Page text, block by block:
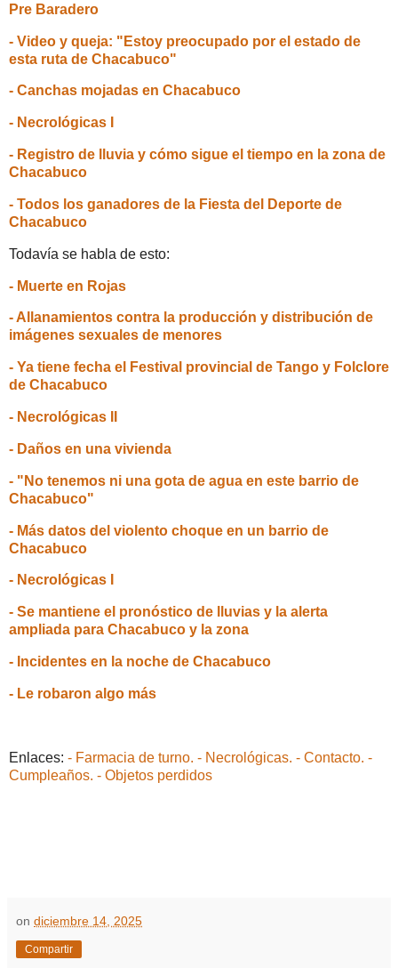
Pre Baradero
- Video y queja: "Estoy preocupado por el estado de
esta ruta de Chacabuco"
- Canchas mojadas en Chacabuco
- Necrológicas I
- Registro de lluvia y cómo sigue el tiempo en la zona de
Chacabuco
- Todos los ganadores de la Fiesta del Deporte de
Chacabuco
Todavía se habla de esto:
- Muerte en Rojas
- Allanamientos contra la producción y distribución de
imágenes sexuales de menores
- Ya tiene fecha el Festival provincial de Tango y Folclore
de Chacabuco
- Necrológicas II
- Daños en una vivienda
- "No tenemos ni una gota de agua en este barrio de
Chacabuco"
- Más datos del violento choque en un barrio de
Chacabuco
- Necrológicas I
- Se mantiene el pronóstico de lluvias y la alerta
ampliada para Chacabuco y la zona
- Incidentes en la noche de Chacabuco
- Le robaron algo más
Enlaces: - Farmacia de turno. - Necrológicas. - Contacto. -
Cumpleaños. - Objetos perdidos
on diciembre 14, 2025
Compartir